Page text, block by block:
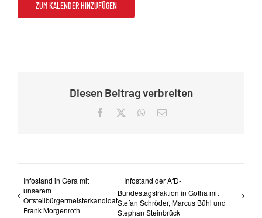
ZUM KALENDER HINZUFÜGEN
Diesen Beitrag verbreiten
Facebook WhatsApp
E-
Infostand in Gera mit
unserem
Ortsteilbürgermeisterkandidat
Frank Morgenroth
Infostand der AfD-
Bundestagsfraktion in Gotha mit
Stefan Schröder, Marcus Bühl und
Stephan Steinbrück